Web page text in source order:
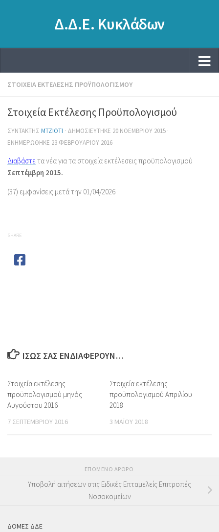
Δ.Δ.Ε. Κυκλάδων
ΣΤΟΙΧΕΊΑ ΕΚΤΈΛΕΣΗΣ ΠΡΟΫΠΟΛΟΓΙΣΜΟΎ
Στοιχεία Εκτέλεσης Προϋπολογισμού
ΣΥΝΤΆΚΤΗΣ MTZIOTI · ΔΗΜΟΣΙΕΎΤΗΚΕ 20 ΝΟΕΜΒΡΊΟΥ 2015 ·
ΕΝΗΜΕΡΏΘΗΚΕ 23 ΦΕΒΡΟΥΑΡΊΟΥ 2016
Διαβάστε τα νέα για τα στοιχεία εκτέλεσεις προϋπολογισμού
Σεπτέμβρη 2015.
(37) εμφανίσεις μετά την 01/04/2026
SHARE
ΊΣΩΣ ΣΑΣ ΕΝΔΙΑΦΈΡΟΥΝ…
Στοιχεία εκτέλεσης
προϋπολογισμού μηνός
Αυγούστου 2016
7 ΣΕΠΤΕΜΒΡΊΟΥ 2016
Στοιχεία εκτέλεσης
προϋπολογισμού Απριλίου
2018
3 ΜΑΪ́ΟΥ 2018
ΕΠΌΜΕΝΟ ΆΡΘΡΟ
Υποβολή αιτήσεων στις Ειδικές Επταμελείς Επιτροπές
Νοσοκομείων
ΔΟΜΕΣ ΔΔΕ